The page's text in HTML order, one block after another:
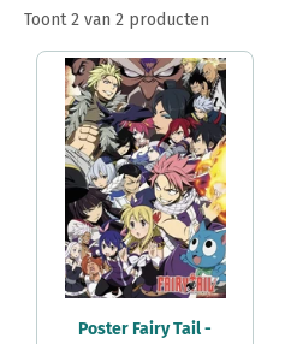
Toont 2 van 2 producten
Poster Fairy Tail -